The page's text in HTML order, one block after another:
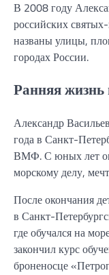
В 2008 году
российских
названы улицы,
городах России.
Ранняя жизнь
Александр
года в Санкт-
ВМФ. С юных лет
морскому делу,
После окончания
в Санкт-
где обучался на
закончил курс
броненосце